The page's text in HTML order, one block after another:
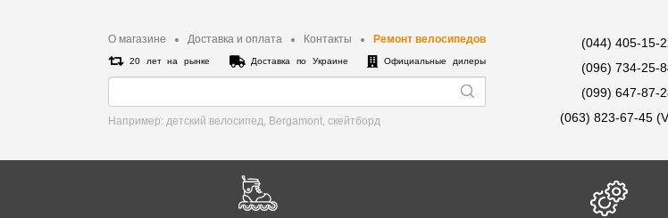
О магазине Доставка и оплата Контакты Ремонт велосипедов
20 лет на рынке Доставка по Украине Официальные дилеры
Например: детский велосипед, Bergamont, cкейтборд
(044) 405-15-
(096) 734-25-
(099) 647-87-
(063) 823-67-45